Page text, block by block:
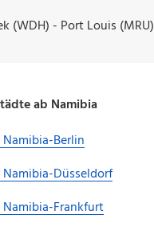
(WDH) - Port Louis (MRU)
ab Namibia
Berlin
Namibia-Düsseldorf
Namibia-Frankfurt